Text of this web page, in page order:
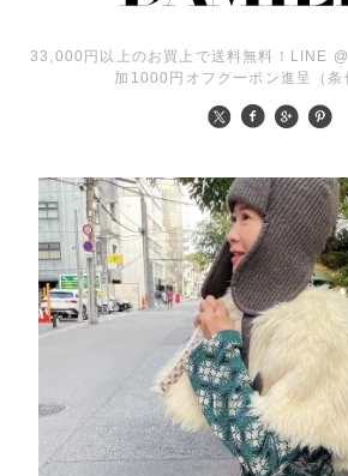
33,000円以上のお買上で送料無料！LINE
加1000円オフクーポン進呈（条